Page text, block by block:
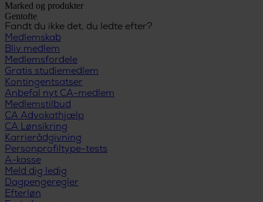
Marked og produkter
Gentofte
Fandt du ikke det, du ledte efter?
Medlemskab
Bliv medlem
Medlemsfordele
Gratis studiemedlem
Kontingentsatser
Anbefal nyt CA-medlem
Medlemstilbud
CA Advokathjælp
CA Lønsikring
Karrierådgivning
Personprofiltype-tests
A-kasse
Meld dig ledig
Dagpengeregler
Efterløn